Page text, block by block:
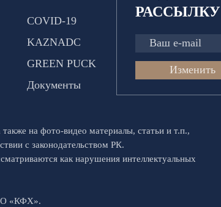
COVID-19
KAZNADC
GREEN PUCK
Документы
РАССЫЛКУ
Изменить
на фото-видео материалы, статьи и т.п.,
с законодательством РК.
как нарушения интеллектуальных
«КФХ».